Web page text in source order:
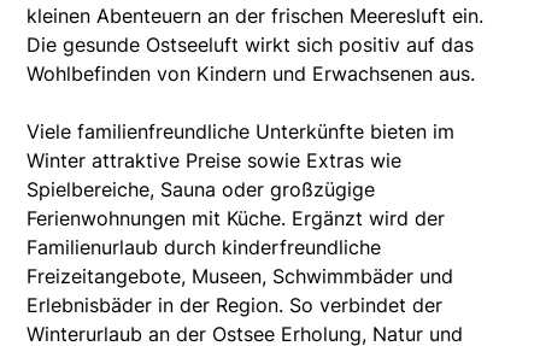
kleinen Abenteuern an der frischen Meeresluft ein.
Die gesunde Ostseeluft wirkt sich positiv auf das
Wohlbefinden von Kindern und Erwachsenen aus.
Viele familienfreundliche Unterkünfte bieten im
Winter attraktive Preise sowie Extras wie
Spielbereiche, Sauna oder großzügige
Ferienwohnungen mit Küche. Ergänzt wird der
Familienurlaub durch kinderfreundliche
Freizeitangebote, Museen, Schwimmbäder und
Erlebnisbäder in der Region. So verbindet der
Winterurlaub an der Ostsee Erholung, Natur und